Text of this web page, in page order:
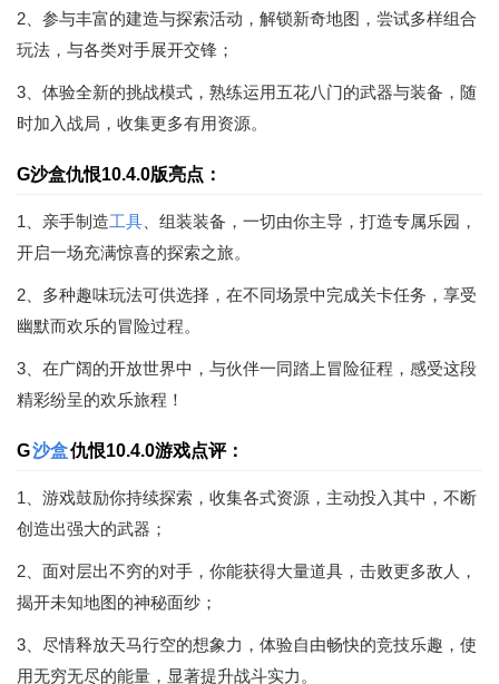
2、参与丰富的建造与探索活动，解锁新奇地图，尝试多样组合
玩法，与各类对手展开交锋；
3、体验全新的挑战模式，熟练运用五花八门的武器与装备，随
时加入战局，收集更多有用资源。
G沙盒仇恨10.4.0版亮点：
1、亲手制造工具 、组装装备，一切由你主导，打造专属乐园，
开启一场充满惊喜的探索之旅。
2、多种趣味玩法可供选择，在不同场景中完成关卡任务，享受
幽默而欢乐的冒险过程。
3、在广阔的开放世界中，与伙伴一同踏上冒险征程，感受这段
精彩纷呈的欢乐旅程！
G沙盒仇恨10.4.0游戏点评：
1、游戏鼓励你持续探索，收集各式资源，主动投入其中，不断
创造出强大的武器；
2、面对层出不穷的对手，你能获得大量道具，击败更多敌人，
揭开未知地图的神秘面纱；
3、尽情释放天马行空的想象力，体验自由畅快的竞技乐趣，使
用无穷无尽的能量，显著提升战斗实力。